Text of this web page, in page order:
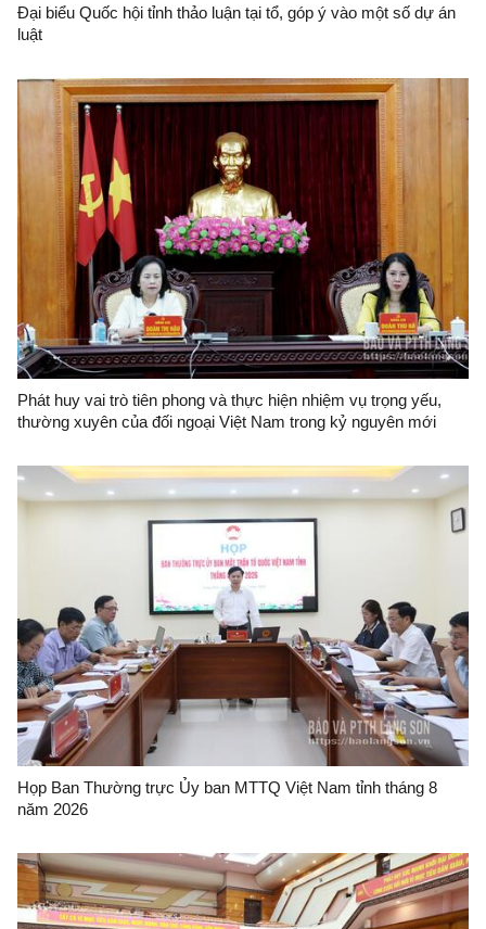
Đại biểu Quốc hội tỉnh thảo luận tại tổ, góp ý vào một số dự án
luật
Phát huy vai trò tiên phong và thực hiện nhiệm vụ trọng yếu,
thường xuyên của đối ngoại Việt Nam trong kỷ nguyên mới
Họp Ban Thường trực Ủy ban MTTQ Việt Nam tỉnh tháng 8
năm 2026